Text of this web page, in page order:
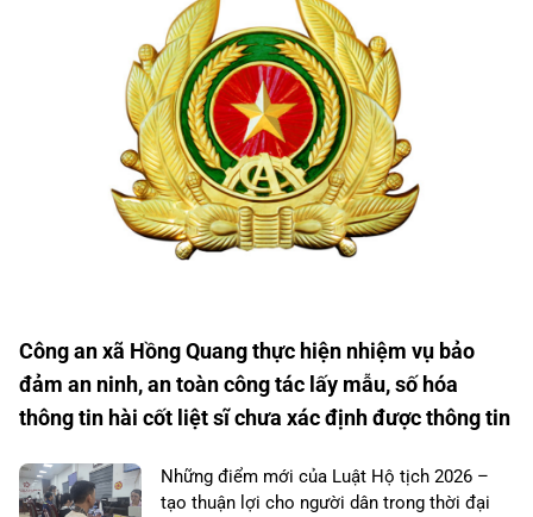
Công an xã Hồng Quang thực hiện nhiệm vụ bảo
đảm an ninh, an toàn công tác lấy mẫu, số hóa
thông tin hài cốt liệt sĩ chưa xác định được thông tin
Những điểm mới của Luật Hộ tịch 2026 –
tạo thuận lợi cho người dân trong thời đại